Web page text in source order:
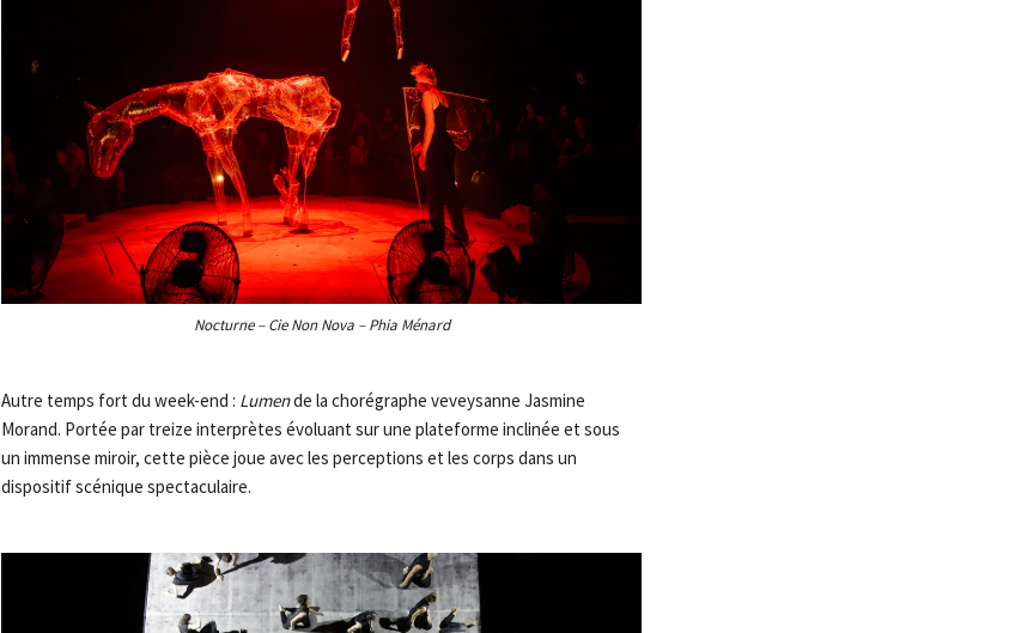
Nocturne – Cie Non Nova – Phia Ménard
Autre temps fort du week-end : Lumende la chorégraphe veveysanne Jasmine
Morand. Portée par treize interprètes évoluant sur une plateforme inclinée et sous
un immense miroir, cette pièce joue avec les perceptions et les corps dans un
dispositif scénique spectaculaire.